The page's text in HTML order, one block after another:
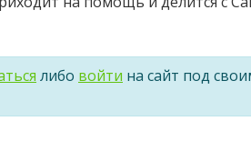
либо войти на сайт под